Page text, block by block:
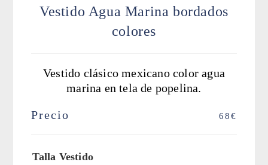
Vestido Agua Marina bordados
colores
Vestido clásico mexicano color agua
marina en tela de popelina.
Precio 68€
Talla Vestido